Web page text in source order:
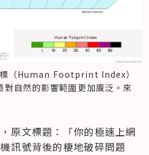
標（Human Footprint Index）
自然的影響範圍更加廣泛。來
，原文標題：「你的極速上網
訊號背後的棲地破碎問題